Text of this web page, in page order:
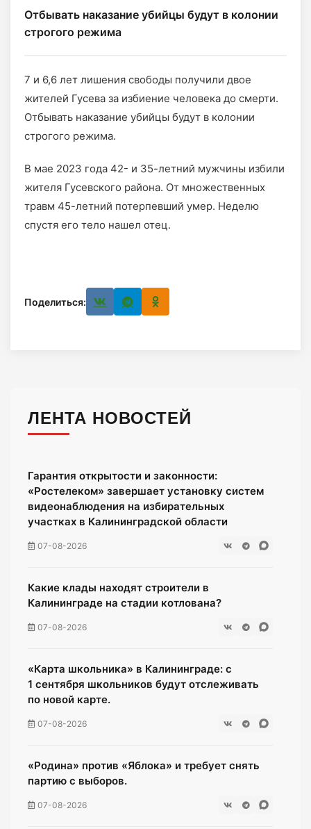
Отбывать наказание убийцы будут в колонии
строгого режима
7 и 6,6 лет лишения свободы получили двое
жителей Гусева за избиение человека до смерти.
Отбывать наказание убийцы будут в колонии
строгого режима.
В мае 2023 года 42- и 35-летний мужчины избили
жителя Гусевского района. От множественных
травм 45-летний потерпевший умер. Неделю
спустя его тело нашел отец.
Поделиться:
ЛЕНТА НОВОСТЕЙ
Гарантия открытости и законности:
«Ростелеком» завершает установку систем
видеонаблюдения на избирательных
участках в Калининградской области
07-08-2026
Какие клады находят строители в
Калининграде на стадии котлована?
07-08-2026
«Карта школьника» в Калининграде: с
1 сентября школьников будут отслеживать
по новой карте.
07-08-2026
«Родина» против «Яблока» и требует снять
партию с выборов.
07-08-2026